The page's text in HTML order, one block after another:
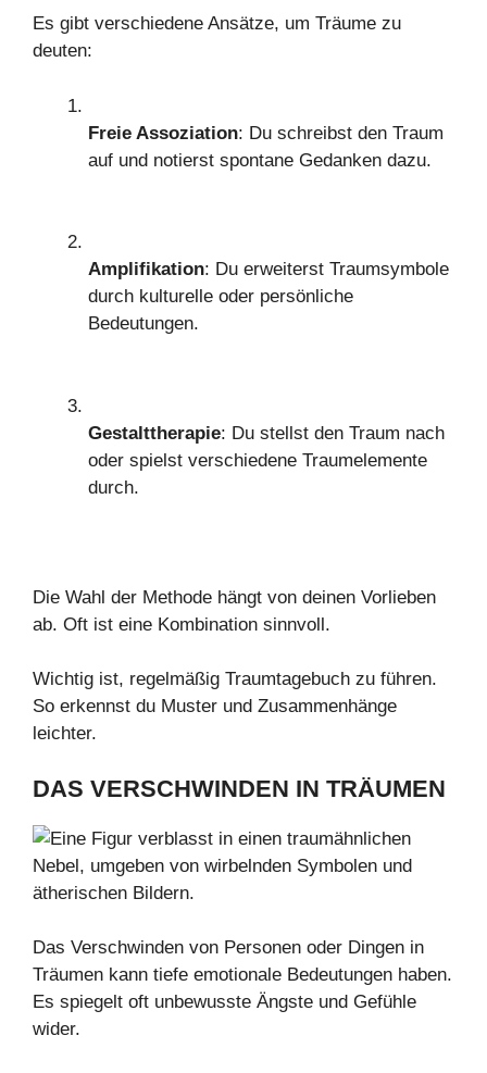
Es gibt verschiedene Ansätze, um Träume zu
deuten:
Freie Assoziation: Du schreibst den Traum
auf und notierst spontane Gedanken dazu.
Amplifikation: Du erweiterst Traumsymbole
durch kulturelle oder persönliche
Bedeutungen.
Gestalttherapie: Du stellst den Traum nach
oder spielst verschiedene Traumelemente
durch.
Die Wahl der Methode hängt von deinen Vorlieben
ab. Oft ist eine Kombination sinnvoll.
Wichtig ist, regelmäßig Traumtagebuch zu führen.
So erkennst du Muster und Zusammenhänge
leichter.
DAS VERSCHWINDEN IN TRÄUMEN
Das Verschwinden von Personen oder Dingen in
Träumen kann tiefe emotionale Bedeutungen haben.
Es spiegelt oft unbewusste Ängste und Gefühle
wider.